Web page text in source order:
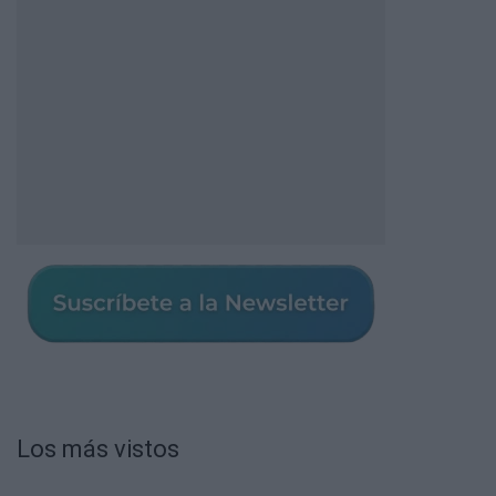
Los más vistos